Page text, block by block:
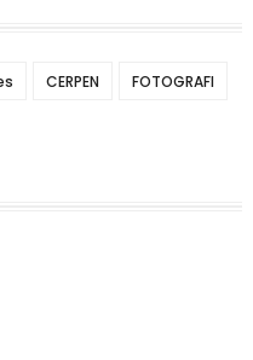
CERPEN FOTOGRAFI